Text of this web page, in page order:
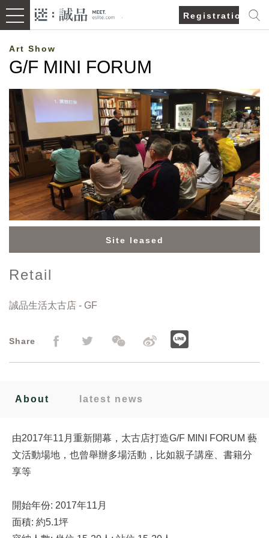
Registration/
Art Show
G/F MINI FORUM
Share
Site leased
Retail
誠品生活太古店 - GF
About latest news
由2017年11月重新開幕，太古店打造G/F MINI FORUM 藝
文活動場地，也曾舉辦多場活動，比如親子講座、書籍分
享等
開始年份: 2017年11月
面積: 約5.1坪